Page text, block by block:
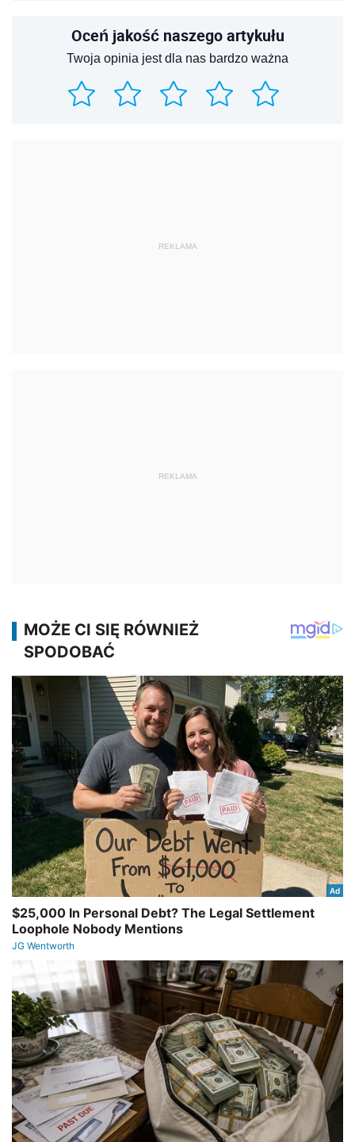
Oceń jakość naszego artykułu
Twoja opinia jest dla nas bardzo ważna
REKLAMA
REKLAMA